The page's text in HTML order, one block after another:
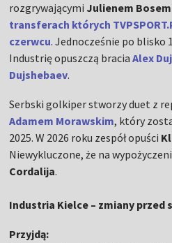
rozgrywającymi Julienem Bosem
transferach których
czerwcu. Jednocześnie po blisko
Industrię opuszczą braciaAlex
Dujshebaev.
Serbski golkiper stworzy duet z
Adamem Morawskim, który
2025. W 2026 roku zespół opuści
Niewykluczone, że na
Cordalija.
Industria Kielce – zmiany przed
Przyjdą: